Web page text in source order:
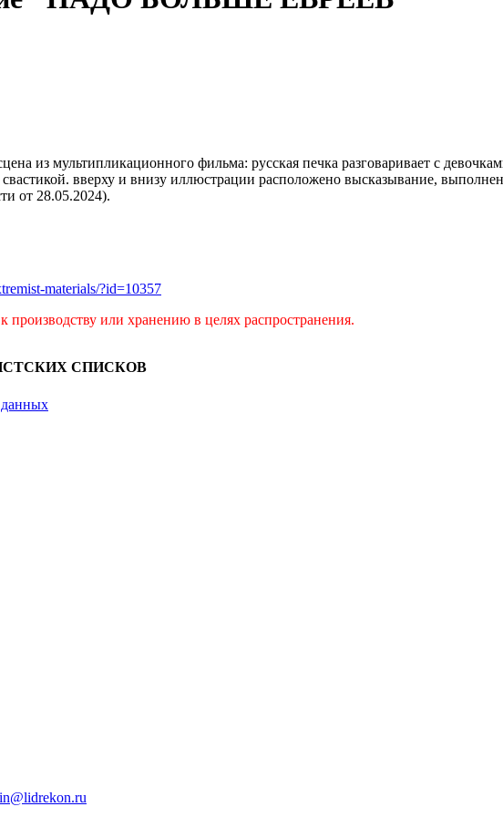
из мультипликационного фильма: русская печка разговаривает с
со свастикой. вверху и внизу иллюстрации расположено высказывание,
от 28.05.2024).
materials/?id=10357
производству или хранению в целях распространения.
СПИСКОВ
данных